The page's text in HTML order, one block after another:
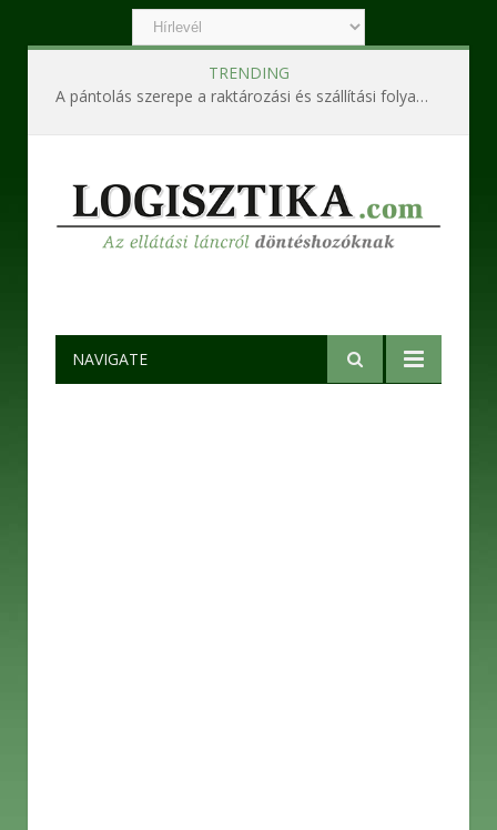
TRENDING
A pántolás szerepe a raktározási és szállítási folyamatokban
NAVIGATE